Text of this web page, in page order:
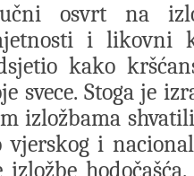
osvrt na
i likovni
kako
svece. Stoga je
izložbama
vjerskog i
izložbe